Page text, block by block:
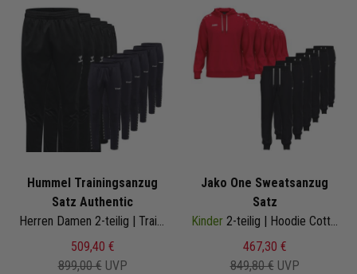
Hummel Trainingsanzug
Satz Authentic
Herren Damen 2-teilig | Trainingshose Polyesterhose | 219985-2001
509,40 €
899,00 € UVP
Jako One Sweatsanzug
Satz
Kinder 2-teilig | Hoodie Cotton Sweathose mit Bündchen | Jogginganzug Satz
467,30 €
849,80 € UVP